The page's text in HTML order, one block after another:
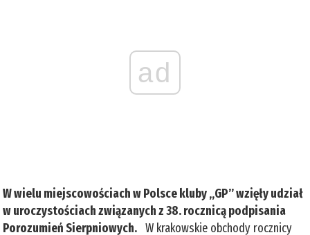
ad
W wielu miejscowościach w Polsce kluby „GP” wzięły udział
w uroczystościach związanych z 38. rocznicą podpisania
Porozumień Sierpniowych. W krakowskie obchody rocznicy